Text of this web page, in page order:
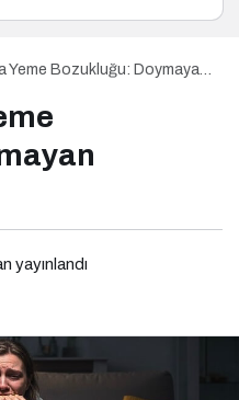
Yeme Bozukluğu: Doymayan
yayınlandı